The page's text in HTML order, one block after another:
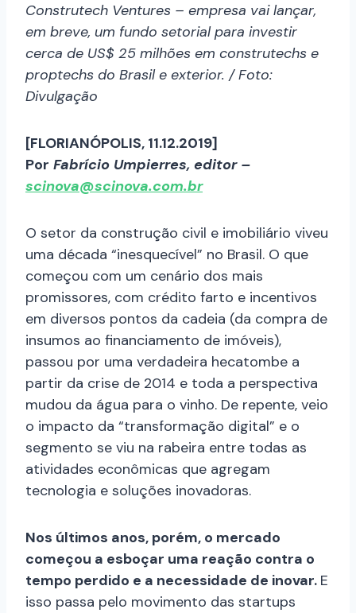
Construtech Ventures – empresa vai lançar,
em breve, um fundo setorial para investir
cerca de US$ 25 milhões em construtechs e
proptechs do Brasil e exterior. / Foto:
Divulgação
[FLORIANÓPOLIS, 11.12.2019]
Por Fabrício Umpierres, editor –
scinova@scinova.com.br
O setor da construção civil e imobiliário viveu
uma década “inesquecível” no Brasil. O que
começou com um cenário dos mais
promissores, com crédito farto e incentivos
em diversos pontos da cadeia (da compra de
insumos ao financiamento de imóveis),
passou por uma verdadeira hecatombe a
partir da crise de 2014 e toda a perspectiva
mudou da água para o vinho. De repente, veio
o impacto da “transformação digital” e o
segmento se viu na rabeira entre todas as
atividades econômicas que agregam
tecnologia e soluções inovadoras.
Nos últimos anos, porém, o mercado
começou a esboçar uma reação contra o
tempo perdido e a necessidade de inovar. E
isso passa pelo movimento das startups